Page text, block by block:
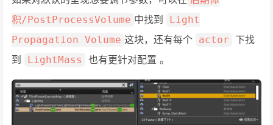
积/PostProcessVolume 中找到
Light
Propagation Volume 这块，还有每个 actor
下找
到
LightMass 也有更针对配置 。